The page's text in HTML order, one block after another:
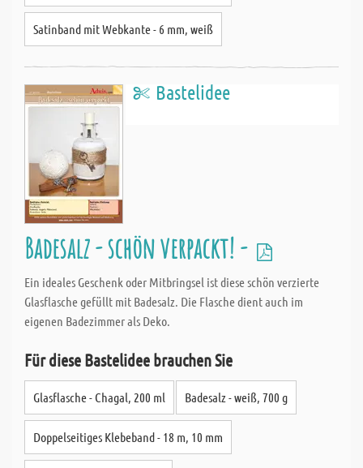
Satinband mit Webkante - 6 mm, weiß
Bastelidee
Badesalz - schön verpackt! -
Ein ideales Geschenk oder Mitbringsel ist diese schön verzierte
Glasflasche gefüllt mit Badesalz. Die Flasche dient auch im
eigenen Badezimmer als Deko.
Für diese Bastelidee brauchen Sie
Glasflasche - Chagal, 200 ml Badesalz - weiß, 700 g
Doppelseitiges Klebeband - 18 m, 10 mm